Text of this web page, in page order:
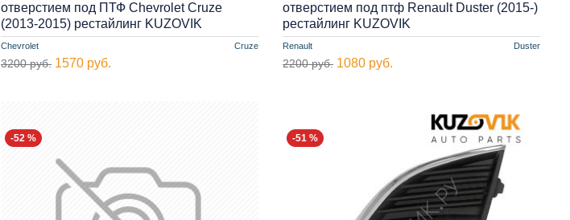
Chevrolet Cruze
отверстием под ПТФ Chevrolet Cruze
(2013-2015) рестайлинг KUZOVIK
3200 руб. 1570 руб.
Renault Duster
отверстием под птф Renault Duster (2015-)
рестайлинг KUZOVIK
2200 руб. 1080 руб.
-52 % -51 %